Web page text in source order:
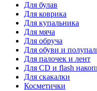
Для булав
Для коврика
Для купальника
Для мяча
Для обруча
Для обуви и
Для палочек и лент
Для СD и flash
Для скакалки
Косметички